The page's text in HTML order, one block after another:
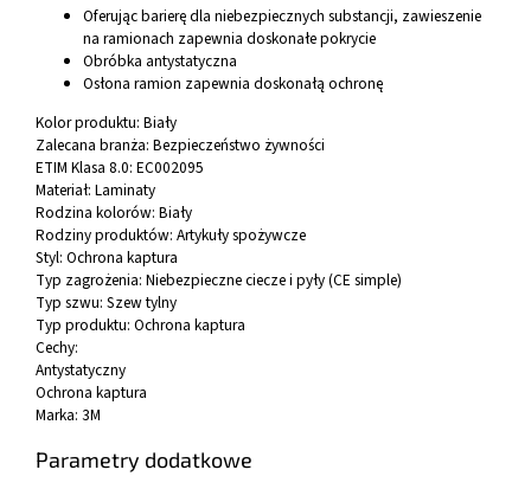
Oferując barierę dla niebezpiecznych substancji, zawieszenie
na ramionach zapewnia doskonałe pokrycie
Obróbka antystatyczna
Osłona ramion zapewnia doskonałą ochronę
Kolor produktu: Biały
Zalecana branża: Bezpieczeństwo żywności
ETIM Klasa 8.0: EC002095
Materiał: Laminaty
Rodzina kolorów: Biały
Rodziny produktów: Artykuły spożywcze
Styl: Ochrona kaptura
Typ zagrożenia: Niebezpieczne ciecze i pyły (CE simple)
Typ szwu: Szew tylny
Typ produktu: Ochrona kaptura
Cechy:
Antystatyczny
Ochrona kaptura
Marka: 3M
Parametry dodatkowe